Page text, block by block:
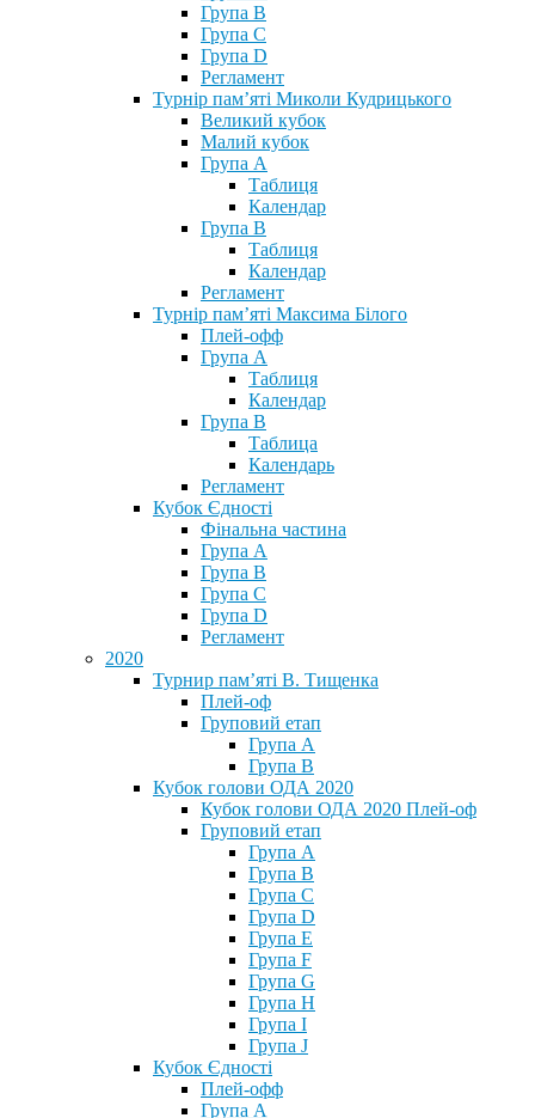
Група В
Група С
Група D
Регламент
Турнір пам’яті Миколи Кудрицького
Великий кубок
Малий кубок
Група А
Таблиця
Календар
Група В
Таблиця
Календар
Регламент
Турнір пам’яті Максима Білого
Плей-офф
Група А
Таблиця
Календар
Група В
Таблица
Календарь
Регламент
Кубок Єдності
Фінальна частина
Група А
Група В
Група С
Група D
Регламент
2020
Турнир пам’яті В. Тищенка
Плей-оф
Груповий етап
Група А
Група В
Кубок голови ОДА 2020
Кубок голови ОДА 2020 Плей-оф
Груповий етап
Група A
Група B
Група C
Група D
Група E
Група F
Група G
Група H
Група I
Група J
Кубок Єдності
Плей-офф
Група А